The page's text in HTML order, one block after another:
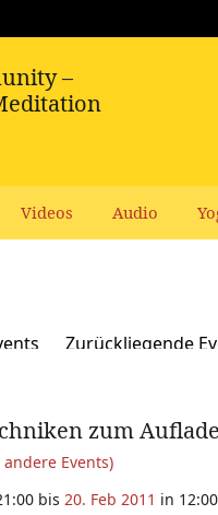
Videos Audio
Zurückliegende
zum
andere Events)
bis 20. Feb 2011 in 12:00